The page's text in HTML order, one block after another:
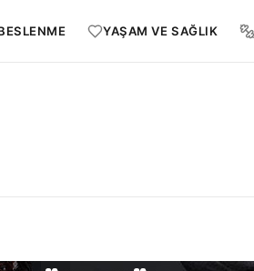
YAŞAM VE SAĞLIK